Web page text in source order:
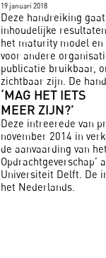
19 januari 2018
Deze handreiking
inhoudelijke
het maturity model en
voor andere
publicatie bruikbaar,
zichtbaar zijn. De
‘MAG HET IETS
MEER ZIJN?’
Deze intreerede van
november 2014 in
de aanvaarding van
Opdrachtgeverschap’
Universiteit Delft. De
het Nederlands.